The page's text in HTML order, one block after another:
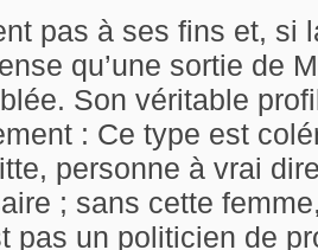
pas à ses fins et,
qu’une sortie de
Son véritable
: Ce type est
personne à vrai
; sans cette
pas un politicien de